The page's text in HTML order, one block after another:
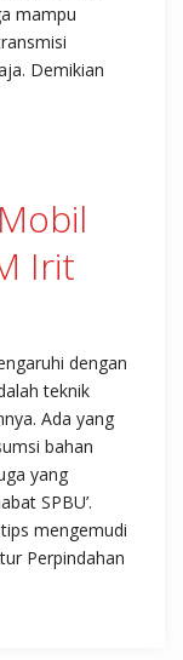
mampu
Demikian
Irit
dengan
teknik
Ada yang
bahan
yang
SPBU’.
mengemudi
Perpindahan